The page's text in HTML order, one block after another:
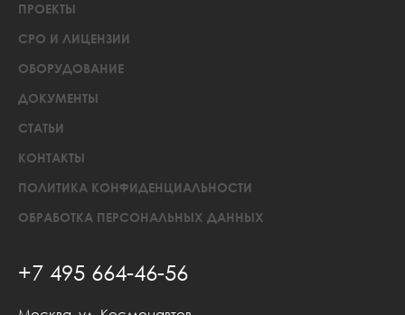
ПРОЕКТЫ
СРО И ЛИЦЕНЗИИ
ОБОРУДОВАНИЕ
ДОКУМЕНТЫ
СТАТЬИ
КОНТАКТЫ
ПОЛИТИКА КОНФИДЕНЦИАЛЬНОСТИ
ОБРАБОТКА ПЕРСОНАЛЬНЫХ ДАННЫХ
+7 495 664-46-56